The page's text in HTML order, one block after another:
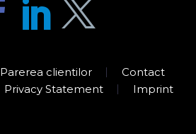
Parerea clientilor
Contact
Privacy Statement Imprint